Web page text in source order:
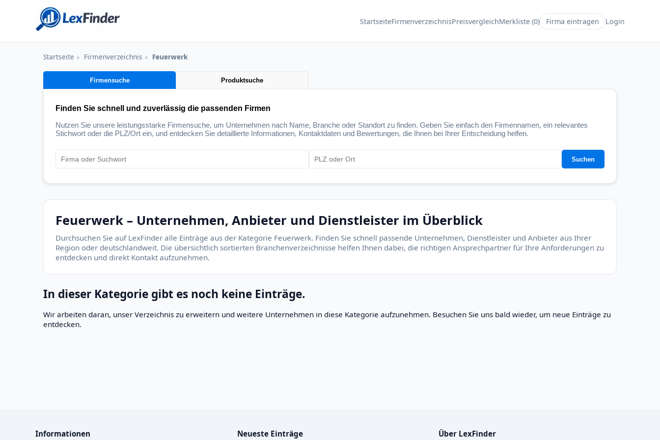
StartseiteFirmenverzeichnisPreisvergleichMerkliste (0) Firma eintragen Login
Startseite › Firmenverzeichnis › Feuerwerk
Firmensuche Produktsuche
Finden Sie schnell und zuverlässig die passenden Firmen
Nutzen Sie unsere leistungsstarke Firmensuche, um Unternehmen nach Name, Branche oder Standort zu finden. Geben Sie einfach den Firmennamen, ein relevantes
Stichwort oder die PLZ/Ort ein, und entdecken Sie detaillierte Informationen, Kontaktdaten und Bewertungen, die Ihnen bei Ihrer Entscheidung helfen.
Suchen
Feuerwerk – Unternehmen, Anbieter und Dienstleister im Überblick
Durchsuchen Sie auf LexFinder alle Einträge aus der Kategorie Feuerwerk. Finden Sie schnell passende Unternehmen, Dienstleister und Anbieter aus Ihrer
Region oder deutschlandweit. Die übersichtlich sortierten Branchenverzeichnisse helfen Ihnen dabei, die richtigen Ansprechpartner für Ihre Anforderungen zu
entdecken und direkt Kontakt aufzunehmen.
In dieser Kategorie gibt es noch keine Einträge.
Wir arbeiten daran, unser Verzeichnis zu erweitern und weitere Unternehmen in diese Kategorie aufzunehmen. Besuchen Sie uns bald wieder, um neue Einträge zu
entdecken.
Informationen Neueste Einträge Über LexFinder